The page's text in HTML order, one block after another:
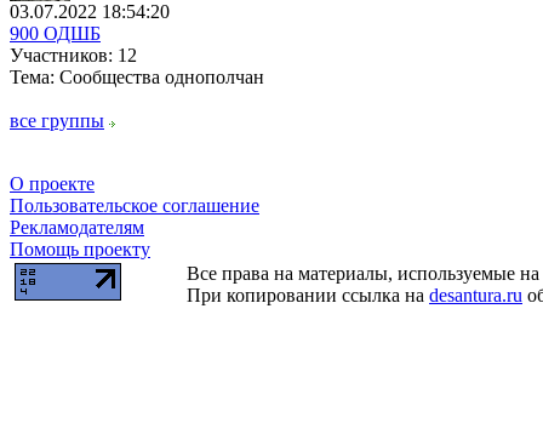
03.07.2022 18:54:20
900 ОДШБ
Участников: 12
Тема: Сообщества однополчан
все группы
О проекте
Пользовательское соглашение
Рекламодателям
Помощь проекту
Все права на материалы, используемые
При копировании ссылка на desantura.ru